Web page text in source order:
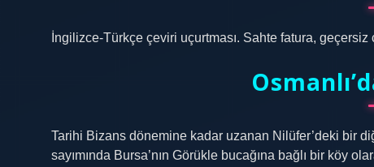
İngilizce-Türkçe çeviri uçurtması. Sahte fatura, geçersiz
Tarihi Bizans dönemine kadar uzanan Nilüfer’deki bir
sayımında Bursa’nın Görükle bucağına bağlı bir köy